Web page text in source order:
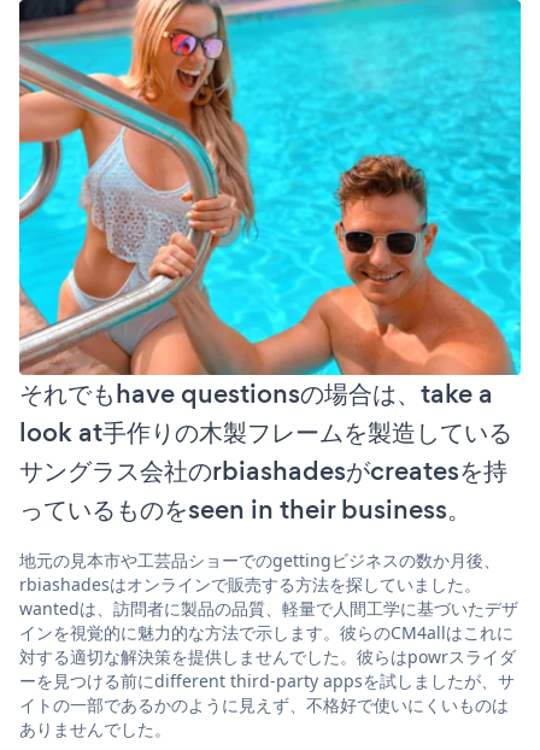
それでもhave questionsの場合は、take a
look at手作りの木製フレームを製造している
サングラス会社のrbiashadesがcreatesを持
っているものをseen in their business。
地元の見本市や工芸品ショーでのgettingビジネスの数か月後、
rbiashadesはオンラインで販売する方法を探していました。
wantedは、訪問者に製品の品質、軽量で人間工学に基づいたデザ
インを視覚的に魅力的な方法で示します。彼らのCM4allはこれに
対する適切な解決策を提供しませんでした。彼らはpowrスライダ
ーを見つける前にdifferent third-party appsを試しましたが、サ
イトの一部であるかのように見えず、不格好で使いにくいものは
ありませんでした。